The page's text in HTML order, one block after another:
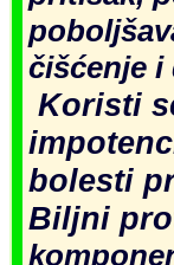
čišćenje i
Koristi
bolesti
Biljni